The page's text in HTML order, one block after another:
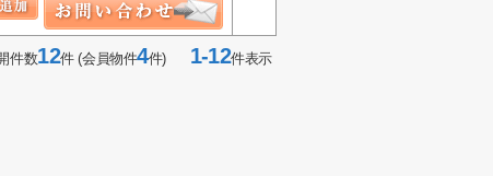
件数12件 (会員物件4件)1-12件表示